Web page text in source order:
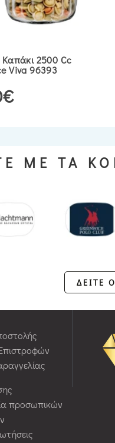
2500 Cc
Viva 96393
ΜΕ ΤΑ
ΔΕΙΤΕ
προσωπικών